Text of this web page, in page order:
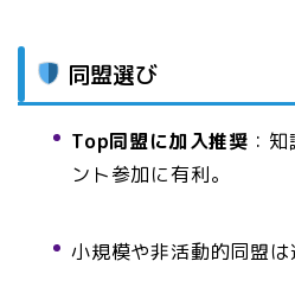
同盟選び
Top同盟に加入推奨 ：
ント参加に有利。
小規模や非活動的同盟は